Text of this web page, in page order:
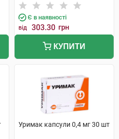
Є в наявності
від 303.30 грн
КУПИТИ
Уримак капсули 0,4 мг 30 шт